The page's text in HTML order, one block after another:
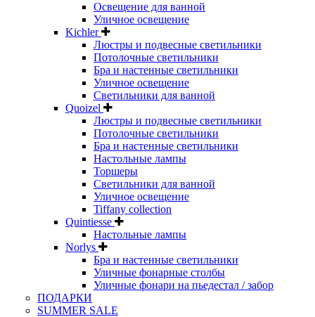
Освещение для ванной
Уличное освещение
Kichler
Люстры и подвесные светильники
Потолочные светильники
Бра и настенные светильники
Уличное освещение
Светильники для ванной
Quoizel
Люстры и подвесные светильники
Потолочные светильники
Бра и настенные светильники
Настольные лампы
Торшеры
Светильники для ванной
Уличное освещение
Tiffany collection
Quintiesse
Настольные лампы
Norlys
Бра и настенные светильники
Уличные фонарные столбы
Уличные фонари на пьедестал / забор
ПОДАРКИ
SUMMER SALE